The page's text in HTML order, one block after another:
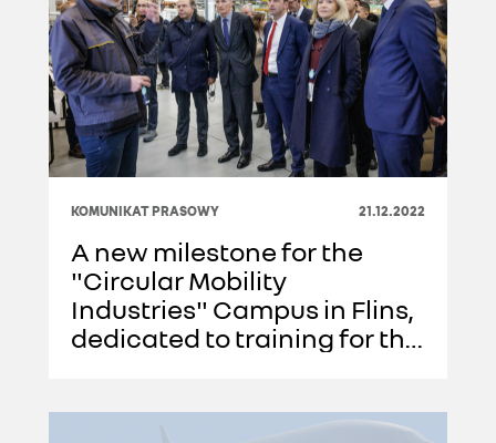
KOMUNIKAT PRASOWY 21.12.2022
A new milestone for the
"Circular Mobility
Industries" Campus in Flins,
dedicated to training for the